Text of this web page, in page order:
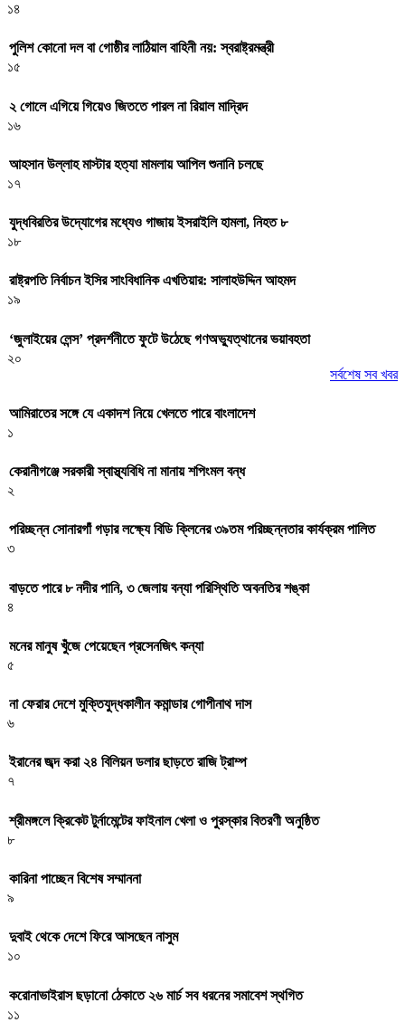
১৪
পুলিশ কোনো দল বা গোষ্ঠীর লাঠিয়াল বাহিনী নয়: স্বরাষ্ট্রমন্ত্রী
১৫
২ গোলে এগিয়ে গিয়েও জিততে পারল না রিয়াল মাদ্রিদ
১৬
আহসান উল্লাহ মাস্টার হত্যা মামলায় আপিল শুনানি চলছে
১৭
যুদ্ধবিরতির উদ্যোগের মধ্যেও গাজায় ইসরাইলি হামলা, নিহত ৮
১৮
রাষ্ট্রপতি নির্বাচন ইসির সাংবিধানিক এখতিয়ার: সালাহউদ্দিন আহমদ
১৯
‘জুলাইয়ের লেন্স’ প্রদর্শনীতে ফুটে উঠেছে গণঅভ্যুত্থানের ভয়াবহতা
২০
সর্বশেষ সব খবর
আমিরাতের সঙ্গে যে একাদশ নিয়ে খেলতে পারে বাংলাদেশ
১
কেরানীগঞ্জে সরকারী স্বাস্থ্যবিধি না মানায় শপিংমল বন্ধ
২
পরিচ্ছন্ন সোনারগাঁ গড়ার লক্ষ্যে বিডি ক্লিনের ৩৯তম পরিচ্ছন্নতার কার্যক্রম পালিত
৩
বাড়তে পারে ৮ নদীর পানি, ৩ জেলায় বন্যা পরিস্থিতি অবনতির শঙ্কা
৪
মনের মানুষ খুঁজে পেয়েছেন প্রসেনজিৎ কন্যা
৫
না ফেরার দেশে মুক্তিযুদ্ধকালীন কমান্ডার গোপীনাথ দাস
৬
ইরানের জব্দ করা ২৪ বিলিয়ন ডলার ছাড়তে রাজি ট্রাম্প
৭
শ্রীমঙ্গলে ক্রিকেট টুর্নামেন্টের ফাইনাল খেলা ও পুরস্কার বিতরণী অনুষ্ঠিত
৮
কারিনা পাচ্ছেন বিশেষ সম্মাননা
৯
দুবাই থেকে দেশে ফিরে আসছেন নাসুম
১০
করোনাভাইরাস ছড়ানো ঠেকাতে ২৬ মার্চ সব ধরনের সমাবেশ স্থগিত
১১